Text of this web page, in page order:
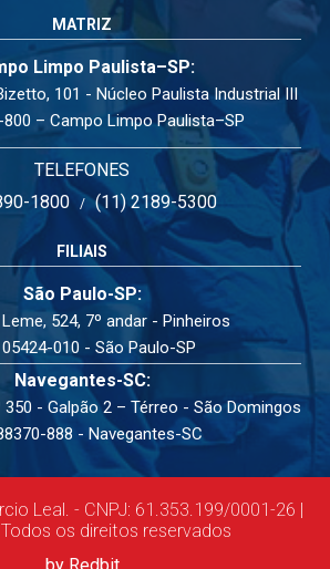
MATRIZ
Limpo Paulista–SP:
101 - Núcleo Paulista Industrial III
800 – Campo Limpo Paulista–SP
TELEFONES
1800/(11) 2189-5300
FILIAIS
São Paulo-SP:
524, 7º andar - Pinheiros
05424-010 - São Paulo-SP
Navegantes-SC:
350 - Galpão 2 – Térreo - São Domingos
888 - Navegantes-SC
Leal. - CNPJ: 61.353.199/0001-26 |
os direitos reservados